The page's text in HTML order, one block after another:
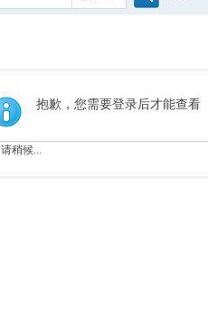
索
抱歉，您需要登录后才能查看
请稍候...